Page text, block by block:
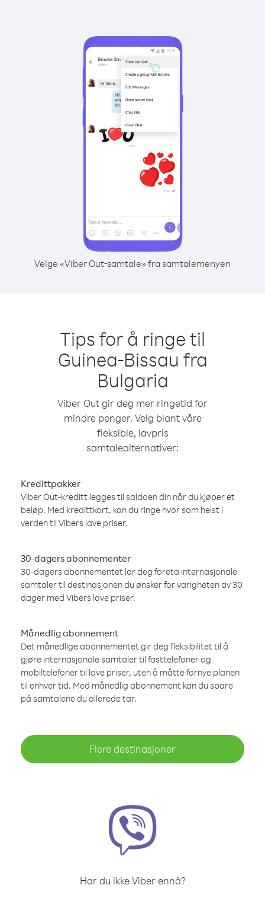
Velge «Viber Out-samtale» fra samtalemenyen
Tips for å ringe til
Guinea-Bissau fra
Bulgaria
Viber Out gir deg mer ringetid for
mindre penger. Velg blant våre
fleksible, lavpris
samtalealternativer:
Kredittpakker
Viber Out-kreditt legges til saldoen din når du kjøper et
beløp. Med kredittkort, kan du ringe hvor som helst i
verden til Vibers lave priser.
30-dagers abonnementer
30-dagers abonnementet lar deg foreta internasjonale
samtaler til destinasjonen du ønsker for varigheten av 30
dager med Vibers lave priser.
Månedlig abonnement
Det månedlige abonnementet gir deg fleksibilitet til å
gjøre internasjonale samtaler til fasttelefoner og
mobiltelefoner til lave priser, uten å måtte fornye planen
til enhver tid. Med månedlig abonnement kan du spare
på samtalene du allerede tar.
Flere destinasjoner
Har du ikke Viber ennå?